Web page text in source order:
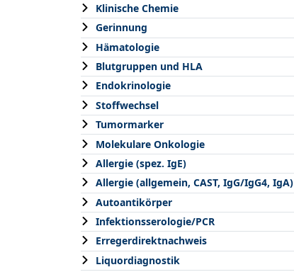
Klinische Chemie
Gerinnung
Hämatologie
Blutgruppen und HLA
Endokrinologie
Stoffwechsel
Tumormarker
Molekulare Onkologie
Allergie (spez. IgE)
Allergie (allgemein, CAST, IgG/IgG4, IgA)
Autoantikörper
Infektionsserologie/PCR
Erregerdirektnachweis
Liquordiagnostik